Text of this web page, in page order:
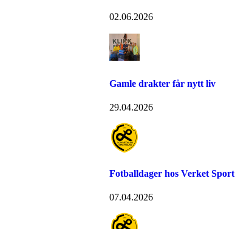
02.06.2026
Gamle drakter får nytt liv
29.04.2026
Fotballdager hos Verket Sport
07.04.2026